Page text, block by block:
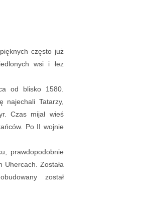
często już
wsi i łez
od blisko 1580.
Tatarzy,
Czas mijał wieś
Po II wojnie
prawdopodobnie
Uhercach. Została
został